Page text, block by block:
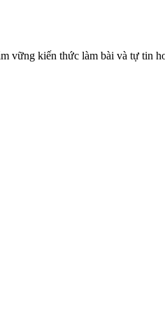
kiến thức làm bài và tự tin